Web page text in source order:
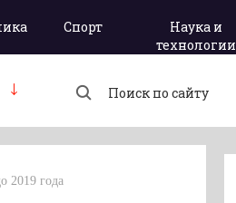
Спорт
Наука и
технологии
2019 года